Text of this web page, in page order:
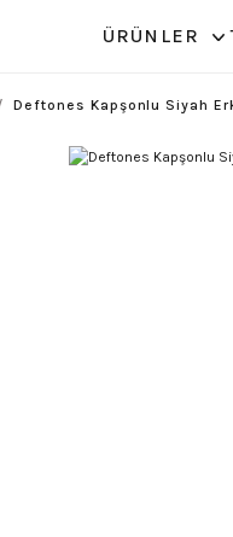
ÜRÜNLER
Deftones Kapşonlu Siyah